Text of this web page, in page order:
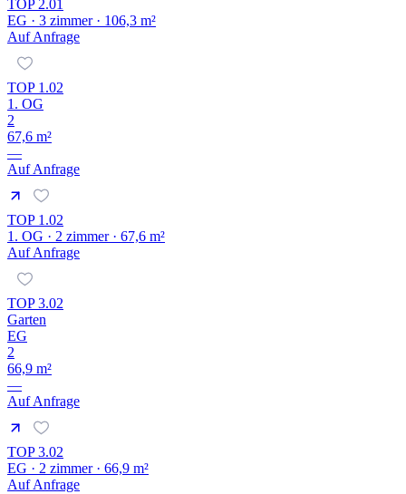
TOP 2.01
EG · 3 zimmer · 106,3 m²
Auf Anfrage
TOP 1.02
1. OG
2
67,6 m²
—
Auf Anfrage
TOP 1.02
1. OG · 2 zimmer · 67,6 m²
Auf Anfrage
TOP 3.02
Garten
EG
2
66,9 m²
—
Auf Anfrage
TOP 3.02
EG · 2 zimmer · 66,9 m²
Auf Anfrage